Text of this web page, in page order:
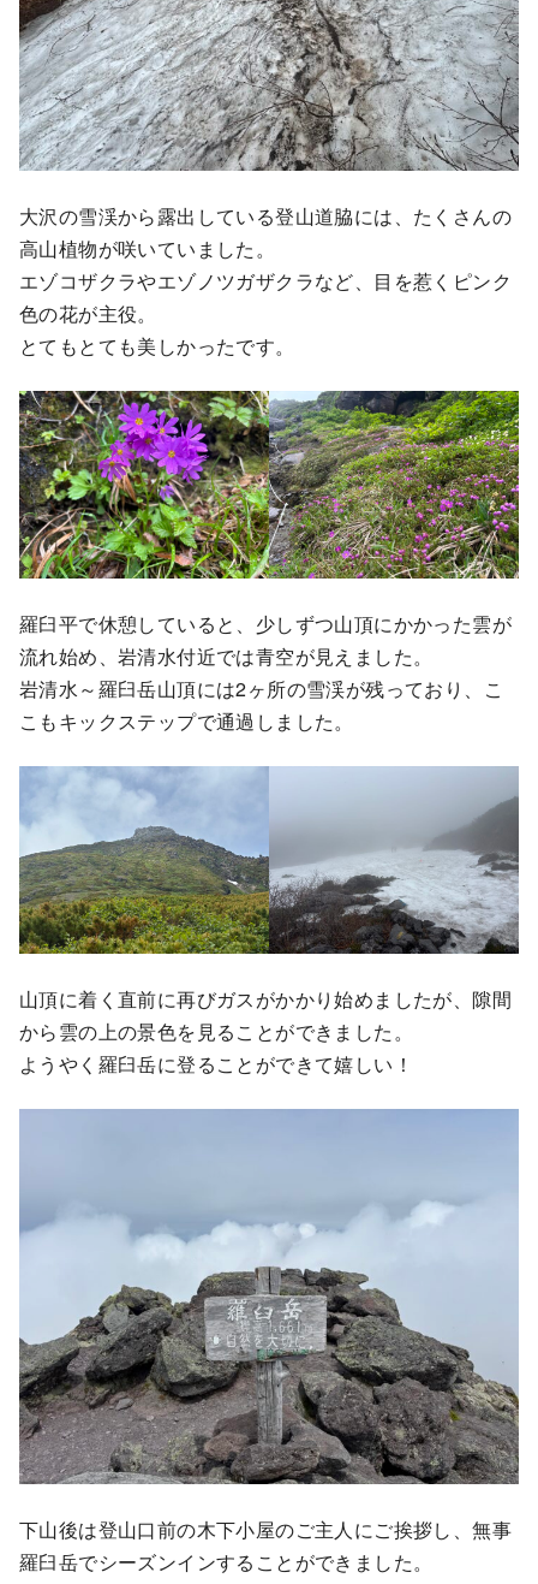
大沢の雪渓から露出している登山道脇には、たくさんの
高山植物が咲いていました。
エゾコザクラやエゾノツガザクラなど、目を惹くピンク
色の花が主役。
とてもとても美しかったです。
羅臼平で休憩していると、少しずつ山頂にかかった雲が
流れ始め、岩清水付近では青空が見えました。
岩清水～羅臼岳山頂には2ヶ所の雪渓が残っており、こ
こもキックステップで通過しました。
山頂に着く直前に再びガスがかかり始めましたが、隙間
から雲の上の景色を見ることができました。
ようやく羅臼岳に登ることができて嬉しい！
下山後は登山口前の木下小屋のご主人にご挨拶し、無事
羅臼岳でシーズンインすることができました。